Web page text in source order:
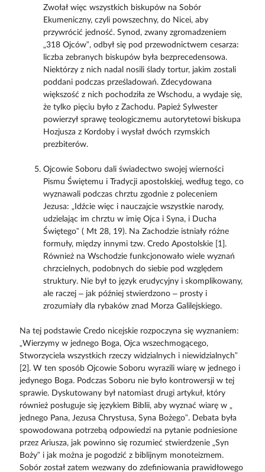
Zwołał więc wszystkich biskupów na Sobór
Ekumeniczny, czyli powszechny, do Nicei, aby
przywrócić jedność. Synod, zwany zgromadzeniem
„318 Ojców”, odbył się pod przewodnictwem cesarza:
liczba zebranych biskupów była bezprecedensowa.
Niektórzy z nich nadal nosili ślady tortur, jakim zostali
poddani podczas prześladowań. Zdecydowana
większość z nich pochodziła ze Wschodu, a wydaje się,
że tylko pięciu było z Zachodu. Papież Sylwester
powierzył sprawę teologicznemu autorytetowi biskupa
Hozjusza z Kordoby i wysłał dwóch rzymskich
prezbiterów.
Ojcowie Soboru dali świadectwo swojej wierności
Pismu Świętemu i Tradycji apostolskiej, według tego, co
wyznawali podczas chrztu zgodnie z poleceniem
Jezusa: „Idźcie więc i nauczajcie wszystkie narody,
udzielając im chrztu w imię Ojca i Syna, i Ducha
Świętego” ( Mt 28, 19). Na Zachodzie istniały różne
formuły, między innymi tzw. Credo Apostolskie [1].
Również na Wschodzie funkcjonowało wiele wyznań
chrzcielnych, podobnych do siebie pod względem
struktury. Nie był to język erudycyjny i skomplikowany,
ale raczej – jak później stwierdzono – prosty i
zrozumiały dla rybaków znad Morza Galilejskiego.
Na tej podstawie Credo nicejskie rozpoczyna się wyznaniem:
„Wierzymy w jednego Boga, Ojca wszechmogącego,
Stworzyciela wszystkich rzeczy widzialnych i niewidzialnych”
[2]. W ten sposób Ojcowie Soboru wyrazili wiarę w jednego i
jedynego Boga. Podczas Soboru nie było kontrowersji w tej
sprawie. Dyskutowany był natomiast drugi artykuł, który
również posługuje się językiem Biblii, aby wyznać wiarę w „
jednego Pana, Jezusa Chrystusa, Syna Bożego”. Debata była
spowodowana potrzebą odpowiedzi na pytanie podniesione
przez Ariusza, jak powinno się rozumieć stwierdzenie „Syn
Boży” i jak można je pogodzić z biblijnym monoteizmem.
Sobór został zatem wezwany do zdefiniowania prawidłowego